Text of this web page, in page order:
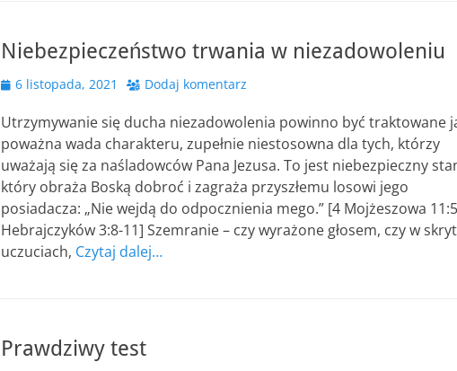
Niebezpieczeństwo trwania w niezadowoleniu
Opublikowano
6 listopada, 2021 Dodaj komentarz
Utrzymywanie się ducha niezadowolenia powinno być traktowane
poważna wada charakteru, zupełnie niestosowna dla tych, którzy
uważają się za naśladowców Pana Jezusa. To jest niebezpieczny
który obraża Boską dobroć i zagraża przyszłemu losowi jego
posiadacza: „Nie wejdą do odpocznienia mego.” [4 Mojżeszowa
Hebrajczyków 3:8-11] Szemranie – czy wyrażone głosem, czy w
uczuciach, Czytaj dalej…
Prawdziwy test